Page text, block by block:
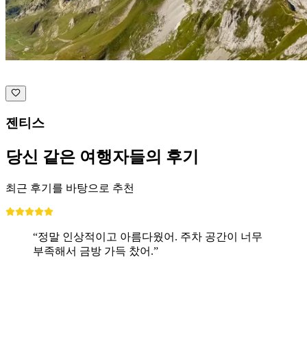
젠티스
당신 같은 여행자들의 후기
최근 후기를 바탕으로 추천
“정말 인상적이고 아름다웠어. 주차 공간이 너무
부족해서 금방 가득 찼어.”